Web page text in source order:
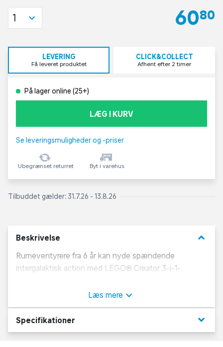
60,80
1
LEVERING
Få leveret produktet
CLICK&COLLECT
Afhent efter 2 timer
På lager online (25+)
LÆG I KURV
Se leveringsmuligheder og -priser
Ubegrænset returret Byt i varehus
Tilbuddet gælder: 31.7.26 - 13.8.26
Beskrivelse keyboard_arrow_down
Rumeventyrere fra 6 år kan nyde spændende
intergalaktisk action med LEGO® Creator 3-i-1-
i form af en rumfærge med en luge, der kan åbnes og
indeholder en satellit på en arm, som kan trækkes ud.
Satellitten kan også tages af for at give ekstra sjov.
Læs mere
Specifikationer keyboard_arrow_down